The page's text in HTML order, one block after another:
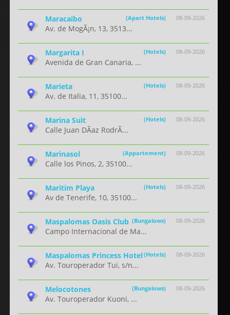
08-09-2026
Maracaibo (Apart Hotels)
Av. de MogÃ¡n, 13, 3513...
08-09-2026
Margarita I (Hotels)
Avenida de Gran Canaria, ...
08-09-2026
Marieta (Hotels)
Av. de Italia, 11, 35100...
08-09-2026
Marina Suit (Hotels)
Calle Juan DÃ­az RodrÃ...
08-09-2026
Marinasol (Appartement)
Calle los Pinos, 2, 35100...
08-09-2026
Maritim Playa (Hotels)
Av de Tenerife, 10, 35100...
08-09-2026
Maspalomas Oasis Club (Bungalows)
Campo Internacional de Ma...
08-09-2026
Maspalomas Princess Hotel(Hotels)
Av. Touroperador Tui, s/n...
08-09-2026
Melocotones (Bungalows)
Av. Touroperador Kuoni, ...